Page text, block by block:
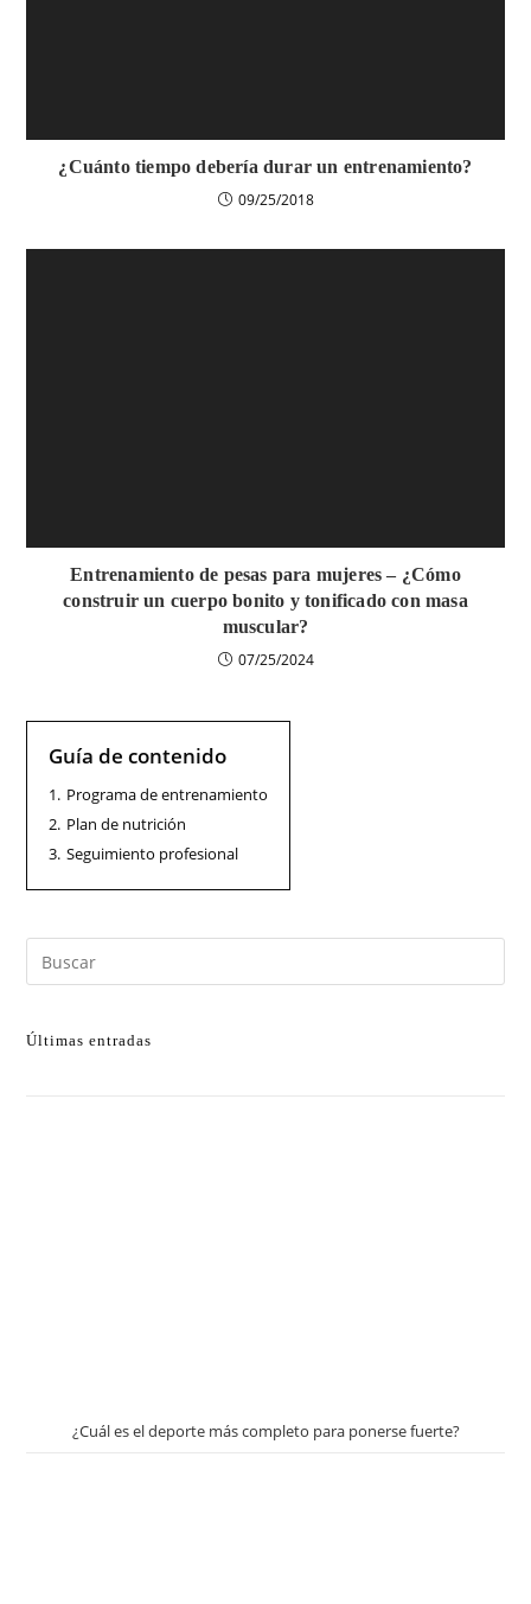
¿Cuánto tiempo debería durar un entrenamiento?
09/25/2018
Entrenamiento de pesas para mujeres – ¿Cómo
construir un cuerpo bonito y tonificado con masa
muscular?
07/25/2024
Guía de contenido
1. Programa de entrenamiento
2. Plan de nutrición
3. Seguimiento profesional
Últimas entradas
¿Cuál es el deporte más completo para ponerse fuerte?